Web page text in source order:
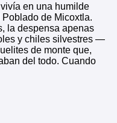
en una humilde
de Micoxtla.
la despensa apenas
y chiles silvestres —
de monte que,
del todo. Cuando